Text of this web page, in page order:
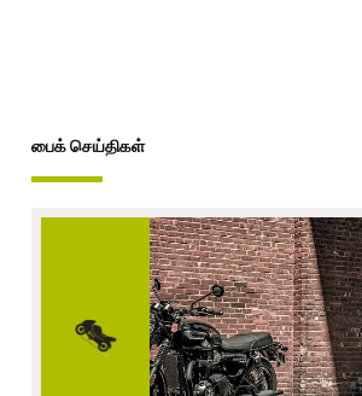
பைக் செய்திகள்